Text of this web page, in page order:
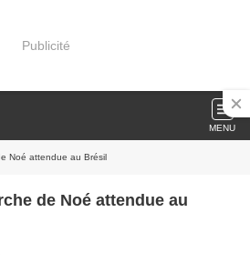
Publicité
MENU
Noé attendue au Brésil
de Noé attendue au